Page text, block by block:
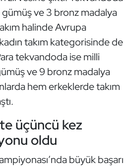
ve 3 bronz madalya
halinde Avrupa
takım kategorisinde de
tekvandoda ise milli
ve 9 bronz madalya
hem erkeklerde takım
üçüncü kez
oldu
büyük başarı